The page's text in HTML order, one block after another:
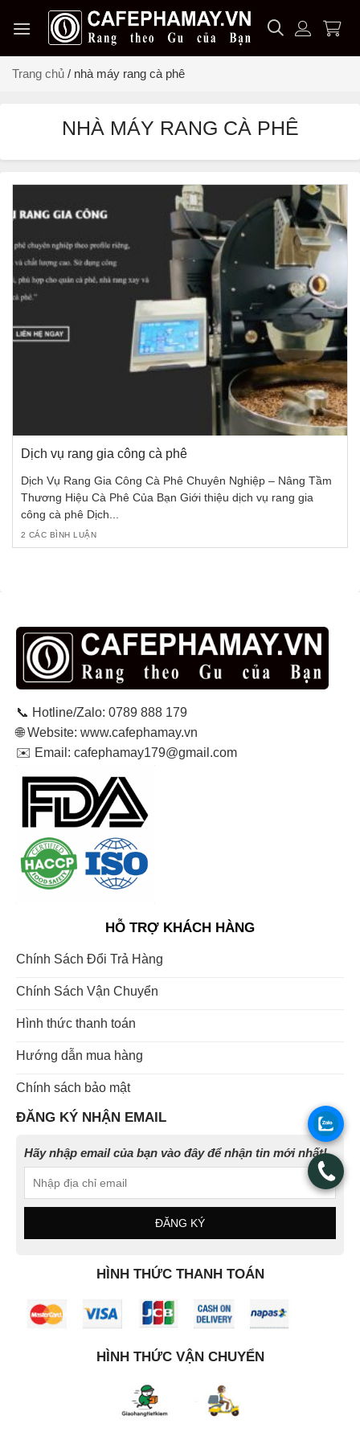
đến
dungTrang chủ / nhà máy rang cà phê
NHÀ MÁY RANG CÀ PHÊ
Dịch vụ rang gia công cà phê
Dịch Vụ Rang Gia Công Cà Phê Chuyên Nghiệp – Nâng Tầm
Thương Hiệu Cà Phê Của Bạn Giới thiệu dịch vụ rang gia
công cà phê Dịch...
2 CÁC BÌNH LUẬN
📞 Hotline/Zalo: 0789 888 179
🌐 Website: www.cafephamay.vn
✉️ Email: cafephamay179@gmail.com
HỖ TRỢ KHÁCH HÀNG
Chính Sách Đổi Trả Hàng
Chính Sách Vận Chuyển
Hình thức thanh toán
Hướng dẫn mua hàng
Chính sách bảo mật
ĐĂNG KÝ NHẬN EMAIL
Hãy nhập email của bạn vào đây để nhận tin mới nhất!
HÌNH THỨC THANH TOÁN
HÌNH THỨC VẬN CHUYỂN
.
.